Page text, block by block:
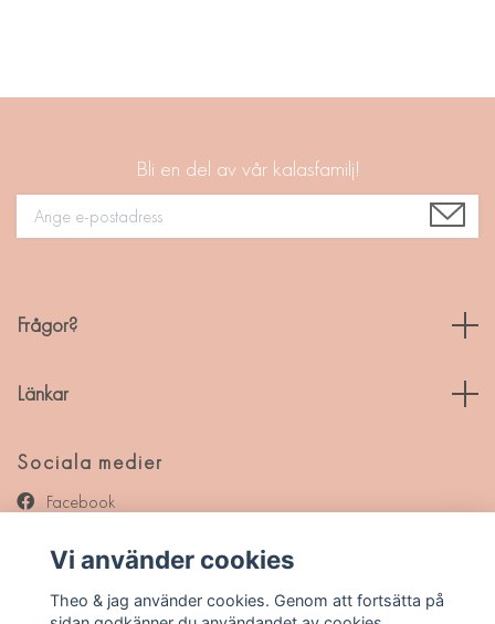
Bli en del av vår kalasfamilj!
Frågor?
Länkar
Sociala medier
Facebook
Pinterest
Vi använder cookies
Theo & jag använder cookies. Genom att fortsätta på